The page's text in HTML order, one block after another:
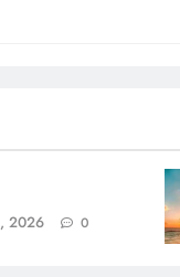
2026 0